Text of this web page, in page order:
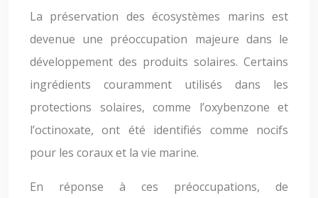
La préservation des écosystèmes marins est
devenue une préoccupation majeure dans le
développement des produits solaires. Certains
ingrédients couramment utilisés dans les
protections solaires, comme l’oxybenzone et
l’octinoxate, ont été identifiés comme nocifs
pour les coraux et la vie marine.
En réponse à ces préoccupations, de